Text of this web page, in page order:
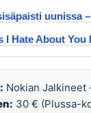
uunissa
I Hate About You
Nokian Jalkineet ·
30 € (Plussa-